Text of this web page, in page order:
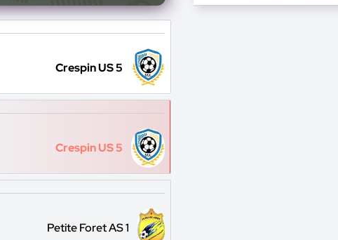
Crespin US 5
Crespin US 5
Petite Foret AS 1